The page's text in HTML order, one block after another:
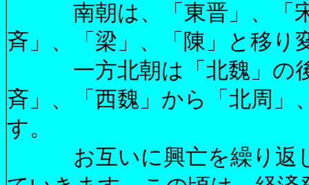
南朝は、「東晋」、「宋
斉」、「梁」、「陳」と移り
一方北朝は「北魏」の後
斉」、「西魏」から「北周」
す。
お互いに興亡を繰り返し